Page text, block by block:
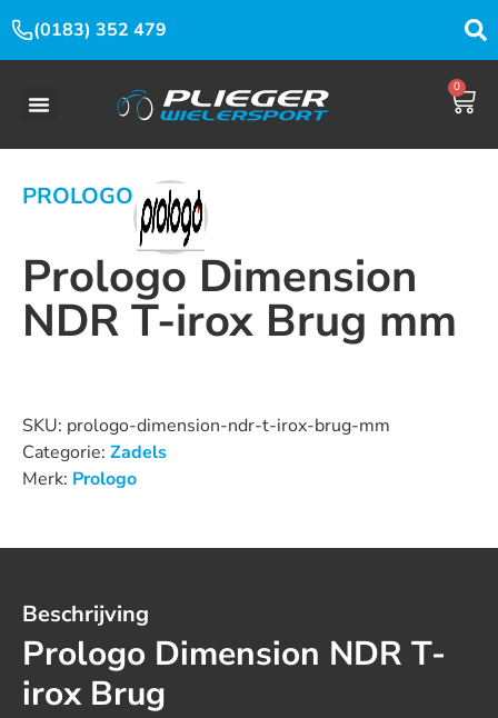
(0183) 352 479
0
PROLOGO
Prologo Dimension
NDR T-irox Brug mm
SKU: prologo-dimension-ndr-t-irox-brug-mm
Categorie: Zadels
Merk: Prologo
Beschrijving
Prologo Dimension NDR T-
irox Brug